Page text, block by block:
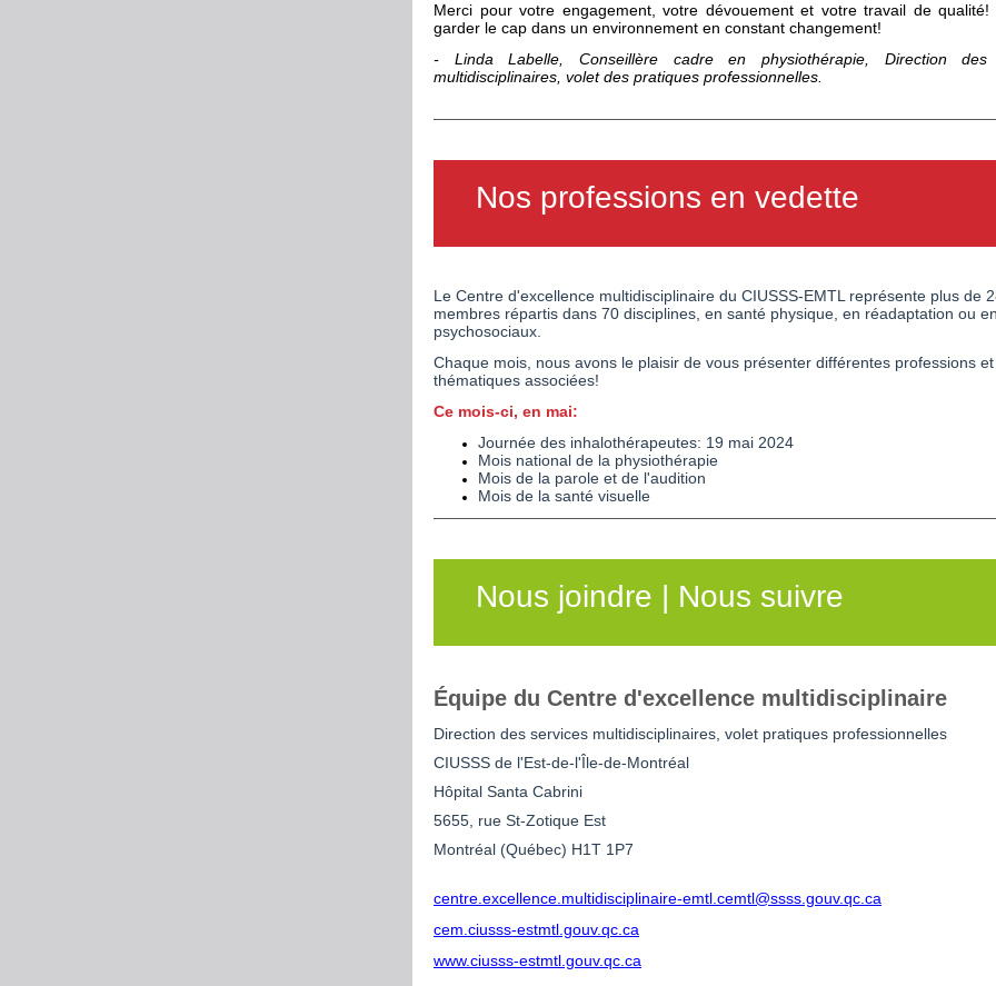
Merci pour votre engagement, votre dévouement et votre travail de qualité!
garder le cap dans un environnement en constant changement!
- Linda Labelle, Conseillère cadre en physiothérapie, Direction des
multidisciplinaires, volet des pratiques professionnelles.
Nos professions en vedette
Le Centre d'excellence multidisciplinaire du CIUSSS-EMTL représente plus de
membres répartis dans 70 disciplines, en santé physique, en réadaptation ou
psychosociaux.
Chaque mois, nous avons le plaisir de vous présenter différentes professions et
thématiques associées!
Ce mois-ci, en mai:
Journée des inhalothérapeutes: 19 mai 2024
Mois national de la physiothérapie
Mois de la parole et de l'audition
Mois de la santé visuelle
Nous joindre | Nous suivre
Équipe du Centre d'excellence multidisciplinaire
Direction des services multidisciplinaires, volet pratiques professionnelles
CIUSSS de l'Est-de-l'Île-de-Montréal
Hôpital Santa Cabrini
5655, rue St-Zotique Est
Montréal (Québec) H1T 1P7
centre.excellence.multidisciplinaire-emtl.cemtl@ssss.gouv.qc.ca
cem.ciusss-estmtl.gouv.qc.ca
www.ciusss-estmtl.gouv.qc.ca